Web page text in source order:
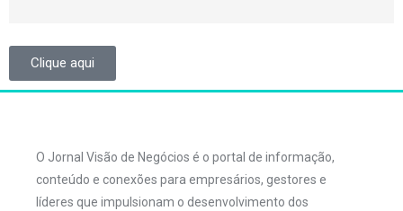
Clique aqui
O Jornal Visão de Negócios é o portal de informação,
conteúdo e conexões para empresários, gestores e
líderes que impulsionam o desenvolvimento dos